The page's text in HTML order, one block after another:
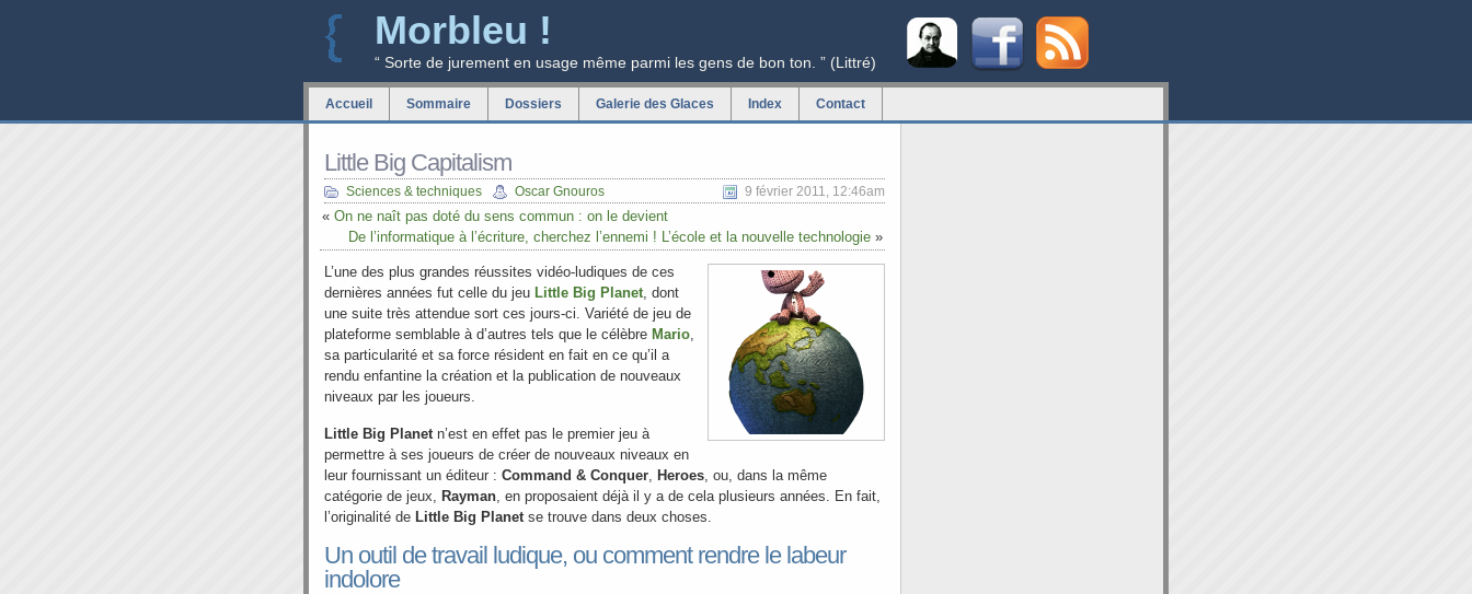
Morbleu !
“ Sorte de jurement en usage même parmi les gens de bon ton. ” (Littré)
Accueil Sommaire Dossiers Galerie des Glaces Index Contact
Little Big Capitalism
Sciences & techniques Oscar Gnouros 9 février 2011, 12:46am
« On ne naît pas doté du sens commun : on le devient
De l’informatique à l’écriture, cherchez l’ennemi ! L’école et la nouvelle technologie »
L’une des plus grandes réussites vidéo-ludiques de ces
dernières années fut celle du jeu Little Big Planet, dont
une suite très attendue sort ces jours-ci. Variété de jeu de
plateforme semblable à d’autres tels que le célèbre Mario,
sa particularité et sa force résident en fait en ce qu’il a
rendu enfantine la création et la publication de nouveaux
niveaux par les joueurs.
Little Big Planetn’est en effet pas le premier jeu à
permettre à ses joueurs de créer de nouveaux niveaux en
leur fournissant un éditeur : Command & Conquer, Heroes, ou, dans la même
catégorie de jeux, Rayman, en proposaient déjà il y a de cela plusieurs années. En fait,
l’originalité de Little Big Planetse trouve dans deux choses.
Un outil de travail ludique, ou comment rendre le labeur
indolore